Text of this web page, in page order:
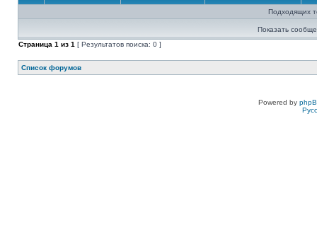
Подходящих
Показать
Страница 1 из 1 [ Результатов поиска: 0 ]
Список форумов
Powered by